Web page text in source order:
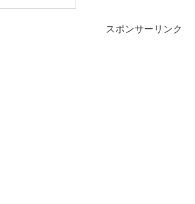
スポンサーリンク